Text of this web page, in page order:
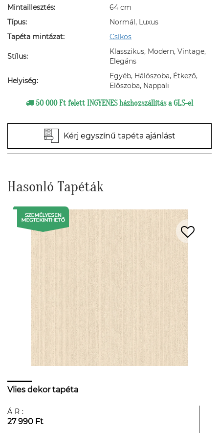
Mintaillesztés:
64 cm
Típus:
Normál, Luxus
Tapéta mintázat:
Csíkos
Stílus:
Klasszikus, Modern, Vintage,
Elegáns
Helyiség:
Egyéb, Hálószoba, Étkező,
Előszoba, Nappali
50 000 Ft felett INGYENES házhozszállítás a GLS-el
Kérj egyszínű tapéta ajánlást
Hasonló Tapéták
Vlies dekor tapéta
ÁR:
27 990 Ft